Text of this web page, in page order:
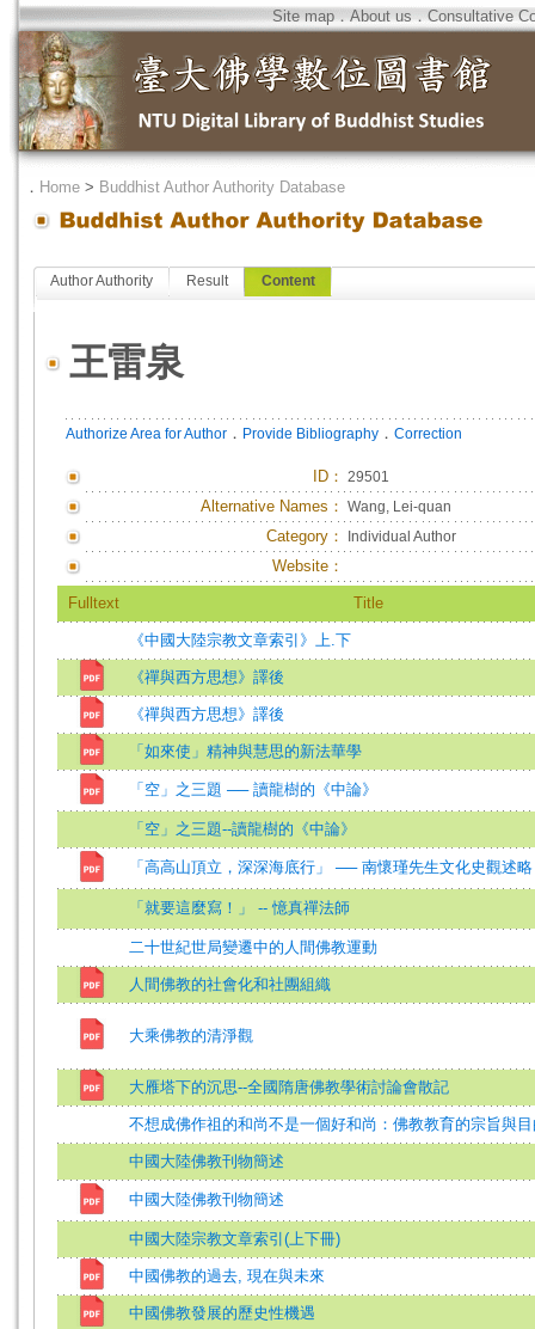
Site map．About us．Consultative
． Home > Buddhist Author Authority Database
Author Authority Result Content
王雷泉
Authorize Area for Author ． Provide Bibliography ． Correction
ID ： 29501
Alternative Names： Wang, Lei-quan
Category： Individual Author
Website：
Fulltext Title
《中國大陸宗教文章索引》上.下
《禪與西方思想》譯後
《禪與西方思想》譯後
「如來使」精神與慧思的新法華學
「空」之三題 ── 讀龍樹的《中論》
「空」之三題--讀龍樹的《中論》
「高高山頂立，深深海底行」 ── 南懷瑾先生文化史觀述略
「就要這麼寫！」 -- 憶真禪法師
二十世紀世局變遷中的人間佛教運動
人間佛教的社會化和社團組織
大乘佛教的清淨觀
大雁塔下的沉思--全國隋唐佛教學術討論會散記
不想成佛作祖的和尚不是一個好和尚：佛教教育的宗旨與
中國大陸佛教刊物簡述
中國大陸佛教刊物簡述
中國大陸宗教文章索引(上下冊)
中國佛教的過去, 現在與未來
中國佛教發展的歷史性機遇